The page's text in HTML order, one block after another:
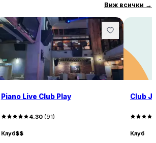
Виж всички →
Piano Live Club Play
4.30(91)
Клуб$$
Club
Клуб